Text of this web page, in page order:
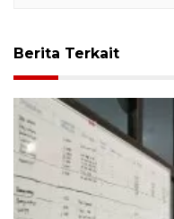
Berita Terkait